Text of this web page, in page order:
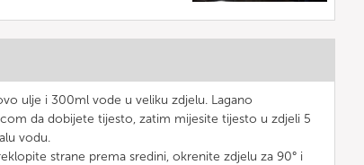
ulje i 300ml vode u veliku zdjelu. Lagano
da dobijete tijesto, zatim mijesite tijesto u zdjeli 5
vodu.
strane prema sredini, okrenite zdjelu za 90° i